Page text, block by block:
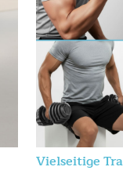
Vielseitige